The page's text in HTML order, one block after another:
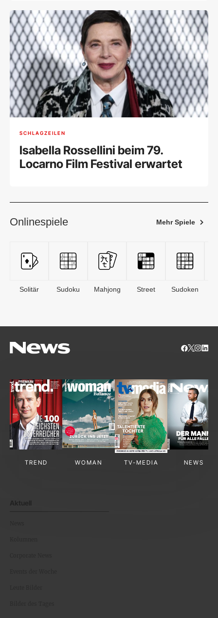
SCHLAGZEILEN
Isabella Rossellini beim 79.
Locarno Film Festival erwartet
Onlinespiele Mehr Spiele
Solitär Sudoku Mahjong Street Sudoken
TREND WOMAN TV-MEDIA NEWS